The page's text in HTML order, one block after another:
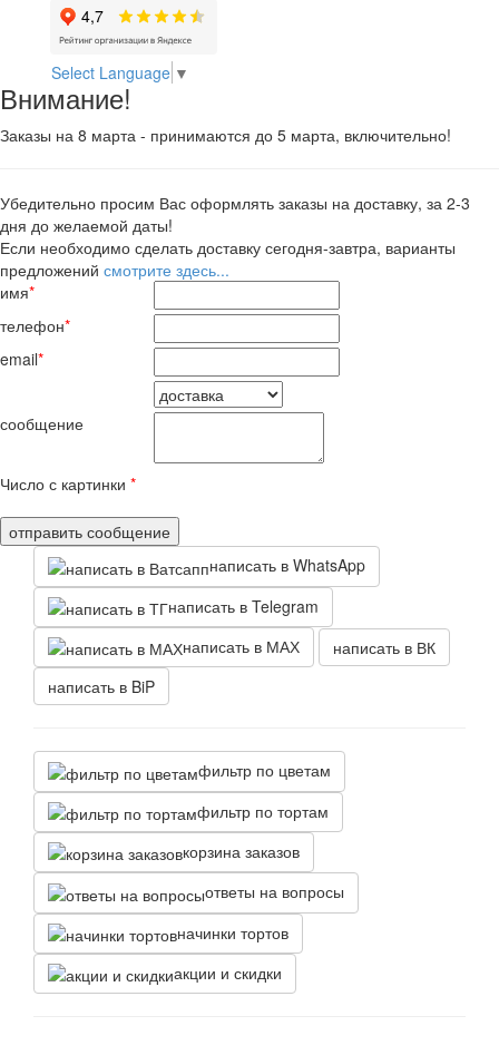
Select Language ▼
Внимание!
Заказы на 8 марта - принимаются до 5 марта, включительно!
Убедительно просим Вас оформлять заказы на доставку, за 2-3
дня до желаемой даты!
Если необходимо сделать доставку сегодня-завтра, варианты
предложений смотрите здесь...
имя*
телефон*
email*
сообщение
Число с картинки *
написать в WhatsApp
написать в Telegram
написать в МАХ
написать в ВК
написать в BiP
фильтр по цветам
фильтр по тортам
корзина заказов
ответы на вопросы
начинки тортов
акции и скидки